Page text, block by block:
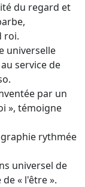
du regard et
roi.
universelle
service de
par un
», témoigne
rythmée
universel de
« l'être ».